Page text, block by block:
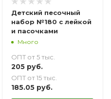
Детский песочный
набор №180 с лейкой
и пасочками
Много
ОПТ от 5 тыс.
205руб.
ОПТ от 15 тыс.
185.05руб.